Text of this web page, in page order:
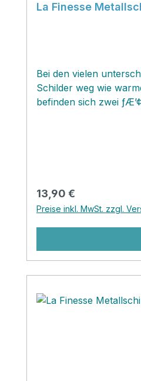
La Finesse
Bei den vielen
Schilder weg wie
befinden sich zwei
Regulärer Preis:
13,90 €
Preise inkl. MwSt. zzgl.